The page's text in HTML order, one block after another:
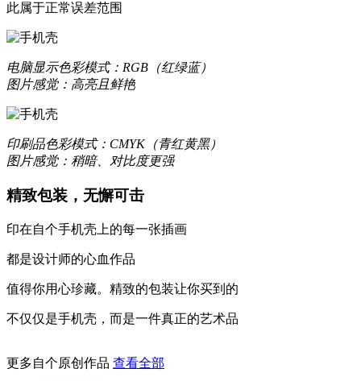
更轻薄
数次改良模具，实现裸机般纤薄手感
更还原
此属于正常误差范围
电脑显示色彩模式：RGB（红绿蓝）
图片感觉：高亮且鲜艳
印刷品色彩模式：CMYK（青红黄黑）
图片感觉：稍暗、对比度更强
精致包装，无懈可击
印在自个手机壳上的每一张插画
都是设计师的心血作品
值得你用心珍藏。精致的包装让你买到的
不仅仅是手机壳，而是一件真正的艺术品
更多自个原创作品 查看全部